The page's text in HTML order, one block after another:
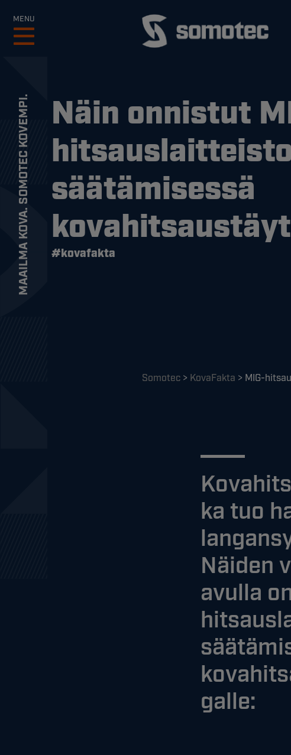
MENU
MAAILMA KOVA. SOMOTEC KOVEMPI.
Näin onnistut
säätämisessä
#kovafakta
Somotec > KovaFakta > MIG-
ka tuo
Näiden
avulla
galle: